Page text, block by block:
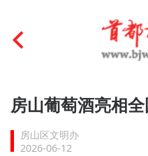
首页
文明创建
房山葡萄酒亮相
房山区文明办
2026-06-12